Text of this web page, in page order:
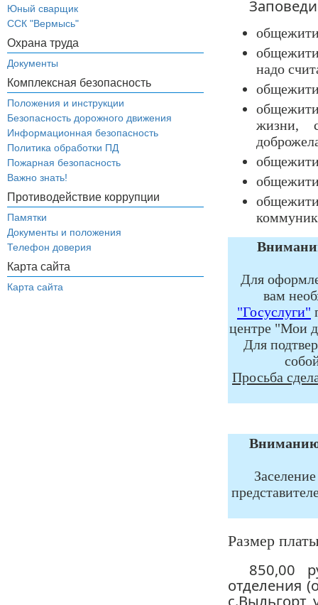
Юный сварщик
ССК "Вермысь"
Охрана труда
Документы
Комплексная безопасность
Положения и инструкции
Безопасность дорожного движения
Информационная безопасность
Политика обработки ПД
Пожарная безопасность
Важно знать!
Противодействие коррупции
Памятки
Документы и положения
Телефон доверия
Карта сайта
Карта сайта
надо
жизни,
Для
вам
"Госуслуги"
центре "Мои
Для
Просьба
Вниманию
Размер
850,00
отделения
с.Выльгорт,